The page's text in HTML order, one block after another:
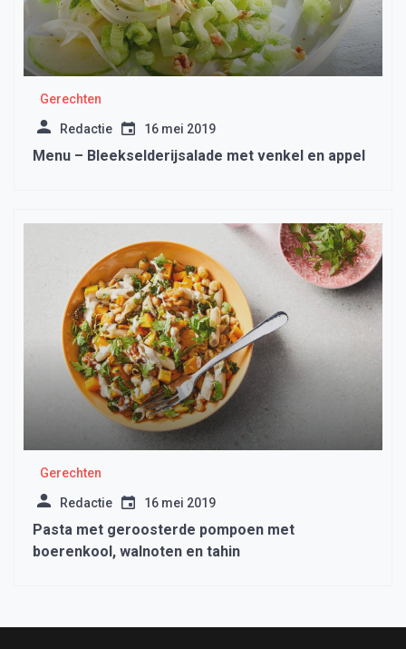
Gerechten
Redactie 16 mei 2019
Menu – Bleekselderijsalade met venkel en appel
Gerechten
Redactie 16 mei 2019
Pasta met geroosterde pompoen met
boerenkool, walnoten en tahin